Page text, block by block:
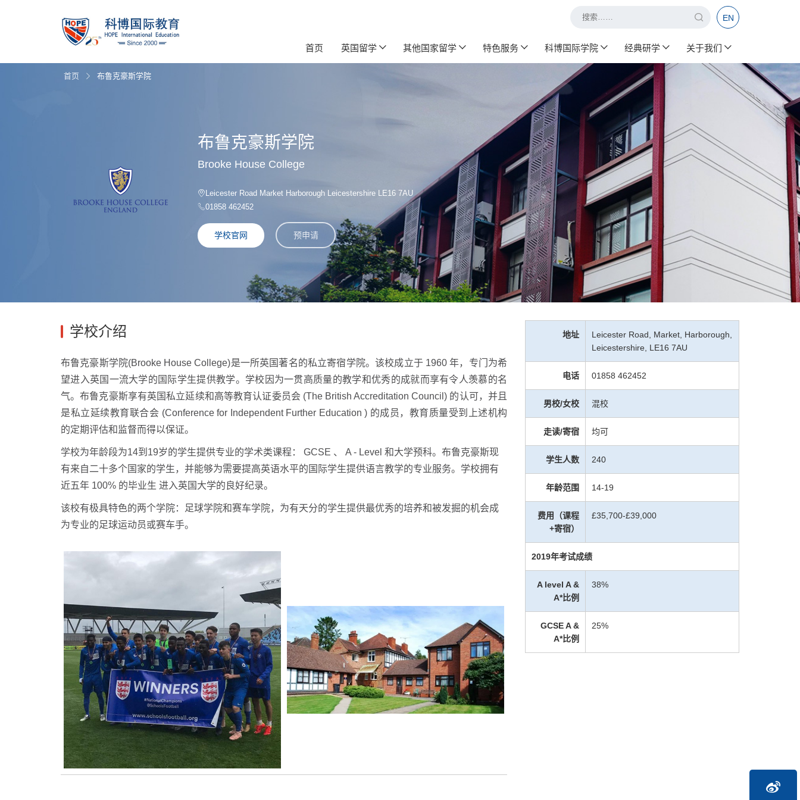
EN
首页 英国留学 其他国家留学 特色服务 科博国际学院 经典研学 关于我们
首页 布鲁克豪斯学院
布鲁克豪斯学院
Brooke House College
Leicester Road Market Harborough Leicestershire LE16 7AU
01858 462452
学校官网 预申请
学校介绍
布鲁克豪斯学院(Brooke House College)是一所英国著名的私立寄宿学院。该校成立于 1960 年，专门为希
望进入英国一流大学的国际学生提供教学。学校因为一贯高质量的教学和优秀的成就而享有令人羡慕的名
气。布鲁克豪斯享有英国私立延续和高等教育认证委员会 (The British Accreditation Council) 的认可，并且
是私立延续教育联合会 (Conference for Independent Further Education ) 的成员，教育质量受到上述机构
的定期评估和监督而得以保证。
学校为年龄段为14到19岁的学生提供专业的学术类课程： GCSE 、 A - Level 和大学预科。布鲁克豪斯现
有来自二十多个国家的学生，并能够为需要提高英语水平的国际学生提供语言教学的专业服务。学校拥有
近五年 100% 的毕业生 进入英国大学的良好纪录。
该校有极具特色的两个学院：足球学院和赛车学院，为有天分的学生提供最优秀的培养和被发掘的机会成
为专业的足球运动员或赛车手。
地址
Leicester Road, Market, Harborough,
Leicestershire, LE16 7AU
电话 01858 462452
男校/女校 混校
走读/寄宿 均可
学生人数 240
年龄范围 14-19
费用（课程
+寄宿）
£35,700-£39,000
2019年考试成绩
A level A &
A*比例
38%
GCSE A &
A*比例
25%